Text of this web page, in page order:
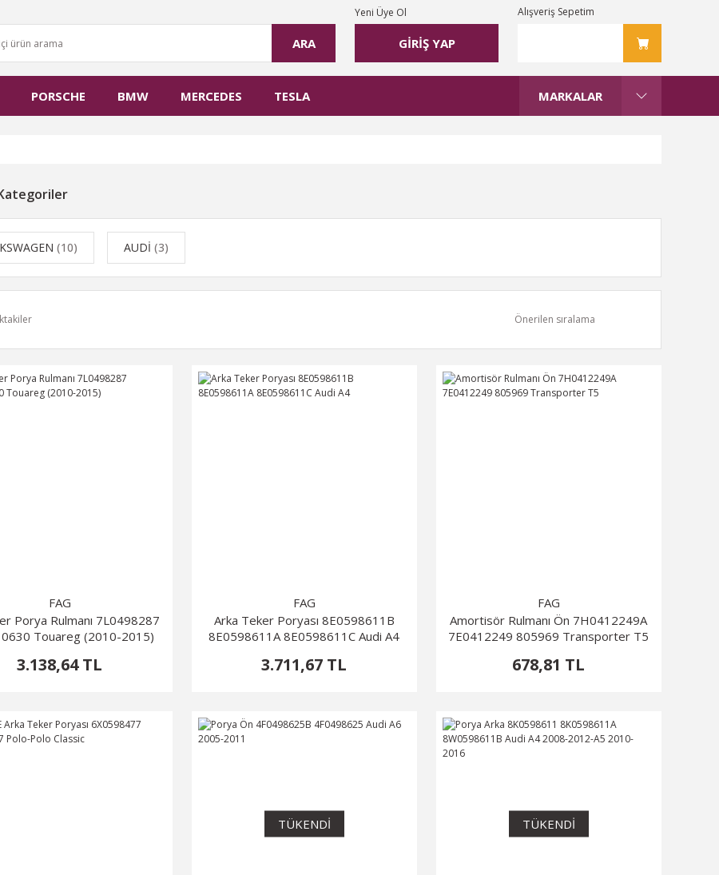
ARA GİRİŞ YAP
Yeni Üye Ol Alışveriş Sepetim
PORSCHE BMW MERCEDES TESLA MARKALAR
(10) AUDİ (3)
FAG
Porya Rulmanı 7L0498287
Touareg (2010-2015)
3.138,64 TL
FAG
Arka Teker Poryası 8E0598611B
8E0598611A 8E0598611C Audi A4
3.711,67 TL
FAG
Amortisör Rulmanı Ön 7H0412249A
7E0412249 805969 Transporter T5
678,81 TL
TÜKENDİ TÜKENDİ